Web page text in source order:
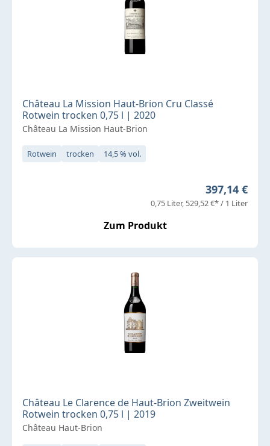
Château La Mission Haut-Brion Cru Classé
Rotwein trocken 0,75 l | 2020
Château La Mission Haut-Brion
Rotwein trocken 14,5 % vol.
Regulärer
397,14 €
0,75 Liter 529,52 €* / 1 Liter
Zum Produkt
Château Le Clarence de Haut-Brion Zweitwein
Rotwein trocken 0,75 l | 2019
Château Haut-Brion